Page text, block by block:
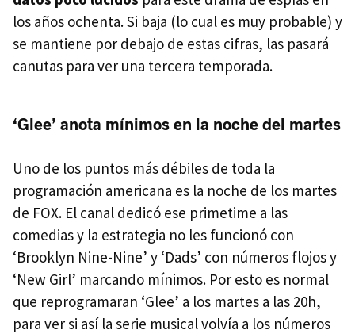
los años ochenta. Si baja (lo cual es muy probable) y
se mantiene por debajo de estas cifras, las pasará
canutas para ver una tercera temporada.
‘Glee’ anota mínimos en la noche del martes
Uno de los puntos más débiles de toda la
programación americana es la noche de los martes
de FOX. El canal dedicó ese primetime a las
comedias y la estrategia no les funcionó con
‘Brooklyn Nine-Nine’ y ‘Dads’ con números flojos y
‘New Girl’ marcando mínimos. Por esto es normal
que reprogramaran ‘Glee’ a los martes a las 20h,
para ver si así la serie musical volvía a los números